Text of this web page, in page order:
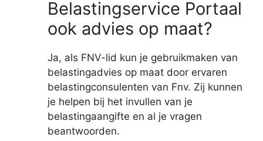
Belastingservice Portaal
ook advies op maat?
Ja, als FNV-lid kun je gebruikmaken van
belastingadvies op maat door ervaren
belastingconsulenten van Fnv. Zij kunnen
je helpen bij het invullen van je
belastingaangifte en al je vragen
beantwoorden.